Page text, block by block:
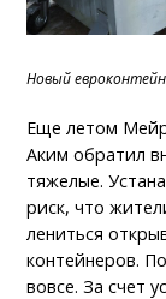
Новый
Еще летом
Аким обратил
тяжелые.
риск, что
лениться
контейнеров.
вовсе. За счет